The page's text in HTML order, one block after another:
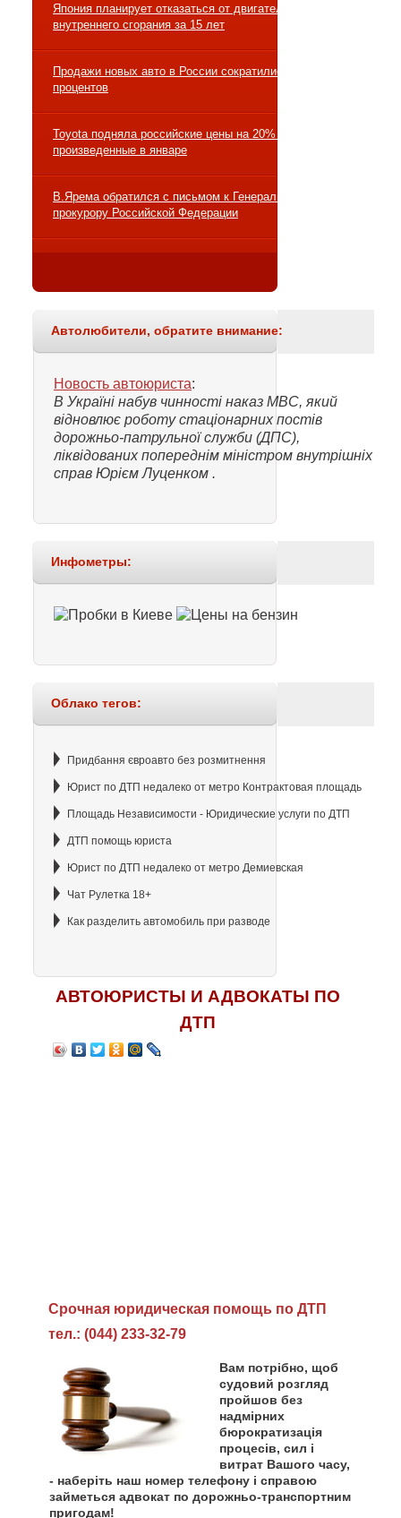
Япония планирует отказаться от двигателей
внутреннего сгорания за 15 лет
Продажи новых авто в России сократились на 10
процентов
Toyota подняла российские цены на 20% на авто,
произведенные в январе
В.Ярема обратился с письмом к Генеральному
прокурору Российской Федерации
Автолюбители, обратите внимание:
Новость автоюриста:
В Україні набув чинності наказ МВС, який
відновлює роботу стаціонарних постів
дорожньо-патрульної служби (ДПС),
ліквідованих попереднім міністром внутрішніх
справ Юрієм Луценком .
Инфометры:
Облако тегов:
Придбання євроавто без розмитнення
Юрист по ДТП недалеко от метро Контрактовая площадь
Площадь Независимости - Юридические услуги по ДТП
ДТП помощь юриста
Юрист по ДТП недалеко от метро Демиевская
Чат Рулетка 18+
Как разделить автомобиль при разводе
АВТОЮРИСТЫ И АДВОКАТЫ ПО
ДТП
Cрочная юридическая помощь по ДТП
тел.: (044) 233-32-79
Вам потрібно, щоб
судовий розгляд
пройшов без
надмірних
бюрократизація
процесів, сил і
витрат Вашого часу,
- наберіть наш номер телефону і справою
займеться адвокат по дорожньо-транспортним
пригодам!